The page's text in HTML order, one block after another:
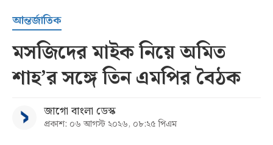
আন্তর্জাতিক
মসজিদের মাইক নিয়ে অমিত
শাহ’র সঙ্গে তিন এমপির বৈঠক
জাগো বাংলা ডেস্ক
প্রকাশ: ০৬ আগস্ট ২০২৬, ০৮:২৫ পিএম